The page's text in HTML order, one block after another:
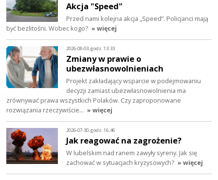
Akcja "Speed"
Przed nami kolejna akcja „Speed”. Policjanci mają
być bezlitośni. Wobec kogo? » więcej
2026-08-03, godz. 13:33
Zmiany w prawie o
ubezwłasnowolnieniach
Projekt zakładający wsparcie w podejmowaniu
decyzji zamiast ubezwłasnowolnienia ma
zrównywać prawa wszystkich Polaków. Czy zaproponowane
rozwiązania rzeczywiście… » więcej
2026-07-30, godz. 16:46
Jak reagować na zagrożenie?
W lubelskim nad ranem zawyły syreny. Jak się
zachować w sytuacjach kryzysowych? » więcej